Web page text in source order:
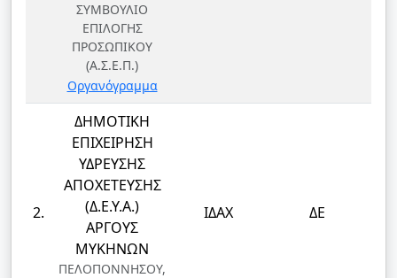
ΣΥΜΒΟΥΛΙΟ
ΕΠΙΛΟΓΗΣ
ΠΡΟΣΩΠΙΚΟΥ
(Α.Σ.Ε.Π.)
Οργανόγραμμα
2.
ΔΗΜΟΤΙΚΗ
ΕΠΙΧΕΙΡΗΣΗ
ΥΔΡΕΥΣΗΣ
ΑΠΟΧΕΤΕΥΣΗΣ
(Δ.Ε.Υ.Α.)
ΑΡΓΟΥΣ
ΜΥΚΗΝΩΝ
ΠΕΛΟΠΟΝΝΗΣΟΥ,
ΙΔΑΧ ΔΕ